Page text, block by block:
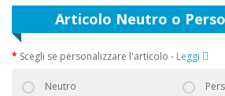
Articolo Neutro o
Scegli se personalizzare l'articolo - Leggi
Neutro